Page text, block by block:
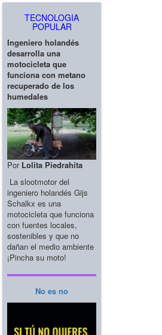
TECNOLOGIA
POPULAR
Ingeniero holandés
desarrolla una
motocicleta que
funciona con metano
recuperado de los
humedales
Por Lolita Piedrahita
La slootmotor del
ingeniero holandés Gijs
Schalkx es una
motocicleta que funciona
con fuentes locales,
sostenibles y que no
dañan el medio ambiente
¡Pincha su moto!
No es no